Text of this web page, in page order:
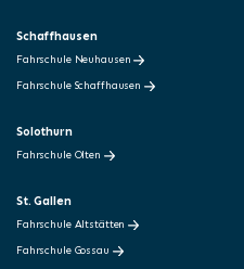
Schaffhausen
Fahrschule Neuhausen
Fahrschule Schaffhausen
Solothurn
Fahrschule Olten
St. Gallen
Fahrschule Altstätten
Fahrschule Gossau